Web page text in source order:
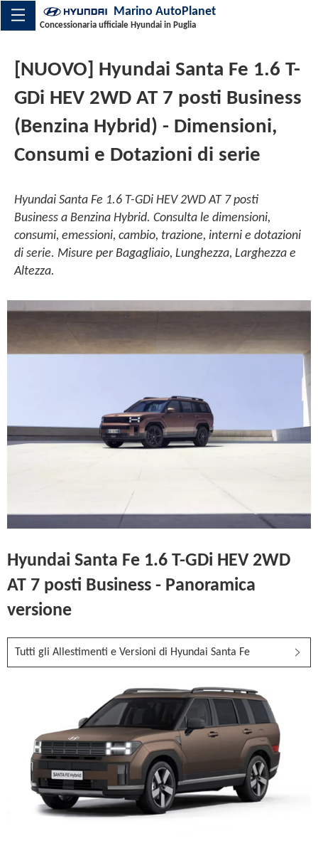
Marino AutoPlanet
Concessionaria ufficiale Hyundai in Puglia
[NUOVO] Hyundai Santa Fe 1.6 T-
GDi HEV 2WD AT 7 posti Business
(Benzina Hybrid) - Dimensioni,
Consumi e Dotazioni di serie
Hyundai Santa Fe 1.6 T-GDi HEV 2WD AT 7 posti
Business a Benzina Hybrid. Consulta le dimensioni,
consumi, emessioni, cambio, trazione, interni e dotazioni
di serie. Misure per Bagagliaio, Lunghezza, Larghezza e
Altezza.
Hyundai Santa Fe 1.6 T-GDi HEV 2WD
AT 7 posti Business - Panoramica
versione
Tutti gli Allestimenti e Versioni di Hyundai Santa Fe